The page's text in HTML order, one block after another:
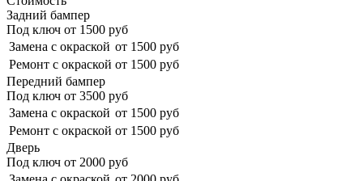
Задний бампер
Под ключ от 1500 руб
Замена с окраской от 1500 руб
Ремонт с окраской от 1500 руб
Передний бампер
Под ключ от 3500 руб
Замена с окраской от 1500 руб
Ремонт с окраской от 1500 руб
Дверь
Под ключ от 2000 руб